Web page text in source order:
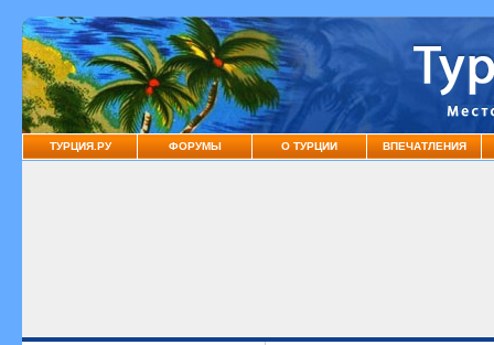
ТУРЦИЯ.РУ ФОРУМЫ О ТУРЦИИ ВПЕЧАТЛЕНИЯ